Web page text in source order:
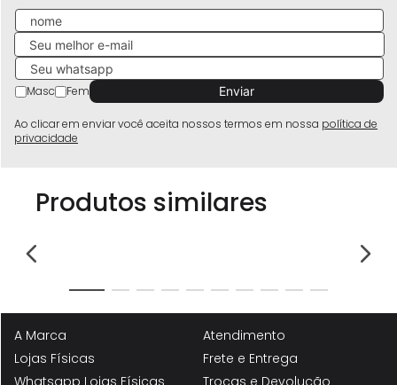
Masc Fem
Ao clicar em enviar você aceita nossos termos em nossa política de
privacidade
Produtos similares
A Marca
Lojas Físicas
Whatsapp Lojas Físicas
Atendimento
Frete e Entrega
Trocas e Devolução